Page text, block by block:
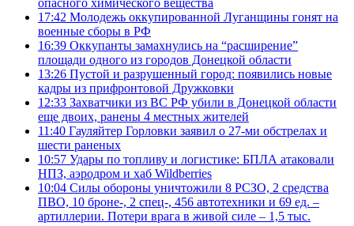
17:42 Молодежь оккупированной Луганщины гонят на
военные сборы в РФ
16:39 Оккупанты замахнулись на “расширение”
площади одного из городов Донецкой области
13:26 Пустой и разрушенный город: появились новые
кадры из прифронтовой Дружковки
12:33 Захватчики из ВС РФ убили в Донецкой области
еще двоих, ранены 4 местных жителей
11:40 Гауляйтер Горловки заявил о 27-ми обстрелах и
шести раненых
10:57 Удары по топливу и логистике: БПЛА атаковали
НПЗ, аэродром и хаб Wildberries
10:04 Силы обороны уничтожили 8 РСЗО, 2 средства
ПВО, 10 броне-, 2 спец-, 456 автотехники и 69 ед. –
артиллерии. Потери врага в живой силе – 1,5 тыс.